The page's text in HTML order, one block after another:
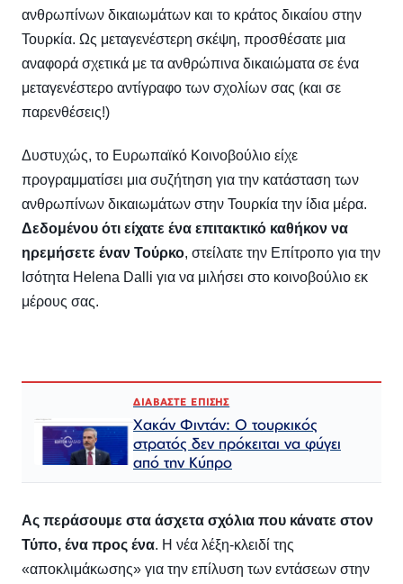
ανθρωπίνων δικαιωμάτων και το κράτος δικαίου στην
Τουρκία. Ως μεταγενέστερη σκέψη, προσθέσατε μια
αναφορά σχετικά με τα ανθρώπινα δικαιώματα σε ένα
μεταγενέστερο αντίγραφο των σχολίων σας (και σε
παρενθέσεις!)
Δυστυχώς, το Ευρωπαϊκό Κοινοβούλιο είχε
προγραμματίσει μια συζήτηση για την κατάσταση των
ανθρωπίνων δικαιωμάτων στην Τουρκία την ίδια μέρα.
Δεδομένου ότι είχατε ένα επιτακτικό καθήκον να
ηρεμήσετε έναν Τούρκο, στείλατε την Επίτροπο για την
Ισότητα Helena Dalli για να μιλήσει στο κοινοβούλιο εκ
μέρους σας.
ΔΙΑΒΑΣΤΕ ΕΠΙΣΗΣ
Χακάν Φιντάν: Ο τουρκικός
στρατός δεν πρόκειται να φύγει
από την Κύπρο
Ας περάσουμε στα άσχετα σχόλια που κάνατε στον
Τύπο, ένα προς ένα. Η νέα λέξη-κλειδί της
«αποκλιμάκωσης» για την επίλυση των εντάσεων στην